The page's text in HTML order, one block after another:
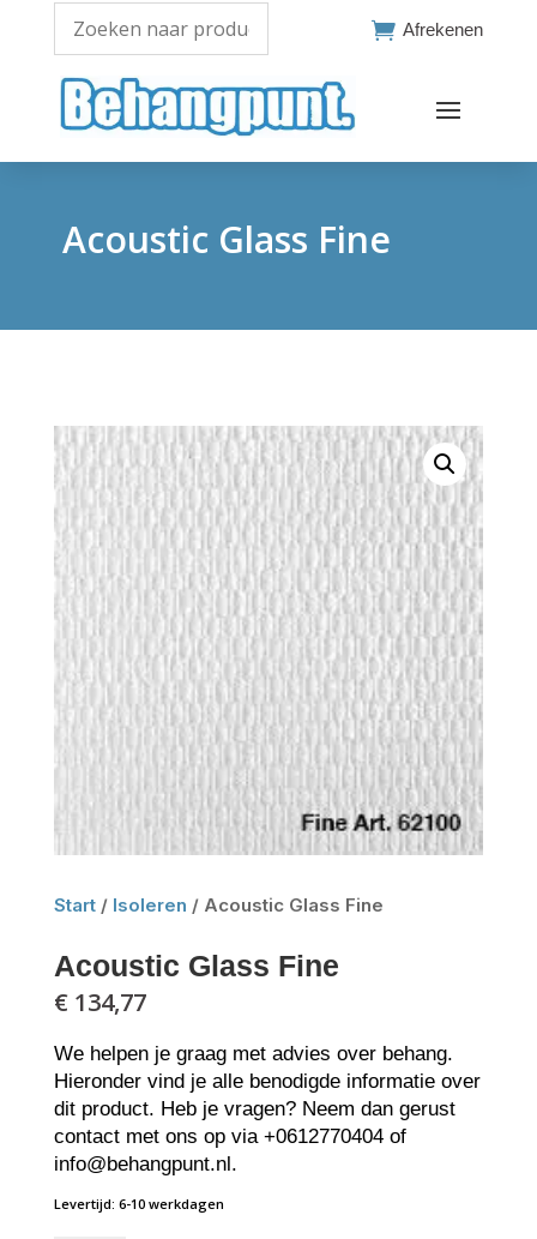
 Afrekenen
Acoustic Glass Fine
Start/ Isoleren / Acoustic Glass Fine
Acoustic Glass Fine
€134,77
We helpen je graag met advies over behang.
Hieronder vind je alle benodigde informatie over
dit product. Heb je vragen? Neem dan gerust
contact met ons op via +0612770404 of
info@behangpunt.nl.
Levertijd: 6-10 werkdagen